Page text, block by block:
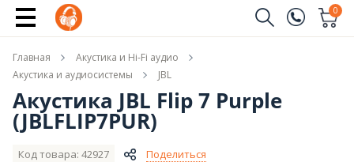
(096)
(044)
0
Имя
Телефон
Главная
Акустика и Hi-Fi аудио
Акустика и аудиосистемы
JBL
Акустика JBL Flip 7 Purple
(JBLFLIP7PUR)
Код товара: 42927 Поделиться
Купить